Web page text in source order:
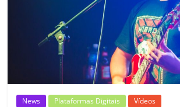
News Plataformas Digitais Vídeos